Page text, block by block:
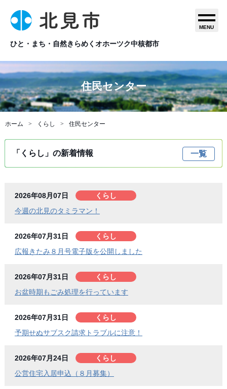
ひと・まち・自然きらめくオホーツク中核都市
MENU
住民センター
ホーム くらし 住民センター
「くらし」の新着情報 一覧
2026年08月07日
くらし
今週の北見のタミラマン！
2026年07月31日
くらし
広報きたみ８月号電子版を公開しました
2026年07月31日
くらし
お盆時期もごみ処理を行っています
2026年07月31日
くらし
予期せぬサブスク請求トラブルに注意！
2026年07月24日
くらし
公営住宅入居申込（８月募集）